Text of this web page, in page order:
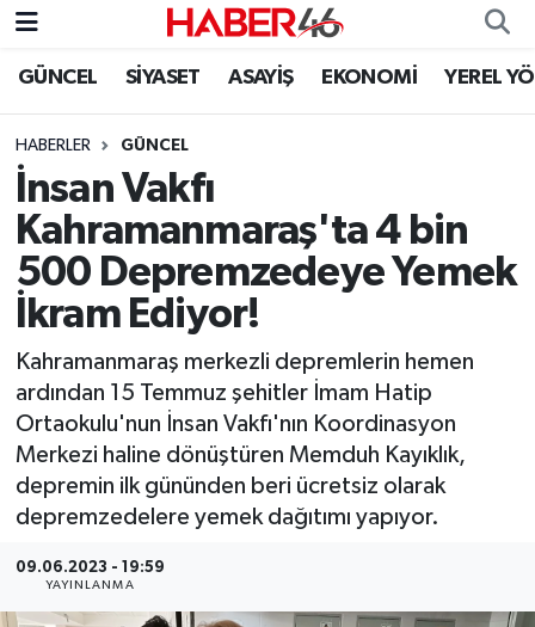
GÜNCEL SİYASET ASAYİŞ EKONOMİ YEREL
HABERLER GÜNCEL
İnsan Vakfı
Kahramanmaraş'ta 4 bin
500 Depremzedeye Yemek
İkram Ediyor!
Kahramanmaraş merkezli depremlerin hemen
ardından 15 Temmuz şehitler İmam Hatip
Ortaokulu'nun İnsan Vakfı'nın Koordinasyon
Merkezi haline dönüştüren Memduh Kayıklık,
depremin ilk gününden beri ücretsiz olarak
depremzedelere yemek dağıtımı yapıyor.
09.06.2023 - 19:59
YAYINLANMA
GÜNCEL
SİYASET
EKONOMİ
SPOR
YAŞAM
TEKNOLOJİ
SAĞLIK
EĞİTİM
İLÇE HABERLERİ
Nöbetçi Eczaneler
Hava Durumu
Kahramanmaraş Namaz Vakitleri
Trafik Durumu
Süper Lig Puan Durumu ve Fikstür
Tüm Manşetler
Son Dakika Haberleri
Haber Arşivi